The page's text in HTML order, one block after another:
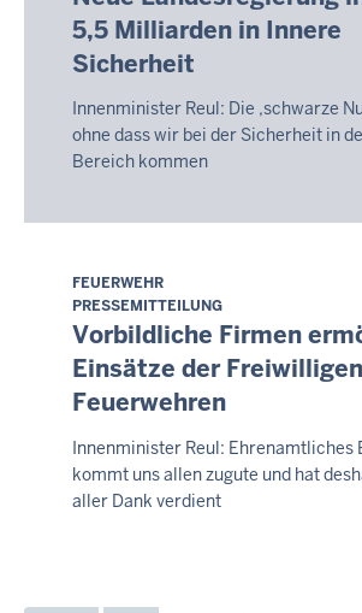
August
2026
-
02:29
5,5 Milliarden in Innere
Sicherheit
Innenminister Reul: Die ,schwarze
ohne dass wir bei der Sicherheit in
Bereich kommen
Montag,
10.
August
2026
-
02:35
FEUERWEHR
PRESSEMITTEILUNG
Vorbildliche Firmen
Einsätze der Freiwilligen
Feuerwehren
Innenminister Reul: Ehrenamtliches
kommt uns allen zugute und hat
aller Dank verdient